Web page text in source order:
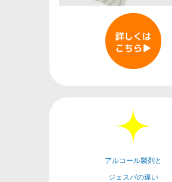
アルコール製剤と
ジェスパの違い